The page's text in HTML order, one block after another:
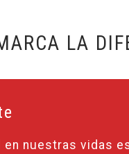
LA
nuestras vidas